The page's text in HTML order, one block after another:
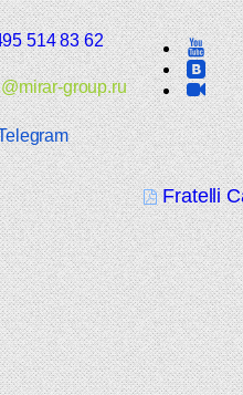
Fratelli
514 83 62
group.ru